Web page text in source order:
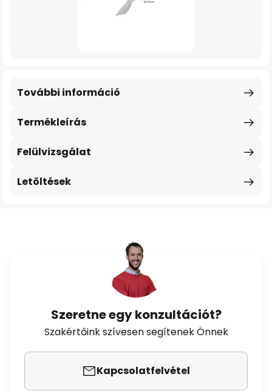
Termékleírás
További információ
Felülvizsgálat
Letöltések
Szeretne egy konzultációt?
Szakértőink szívesen segítenek Önnek
Kapcsolatfelvétel